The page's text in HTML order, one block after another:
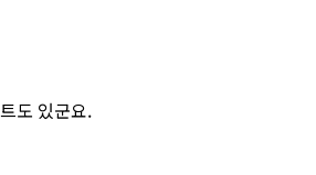
도 있군요.